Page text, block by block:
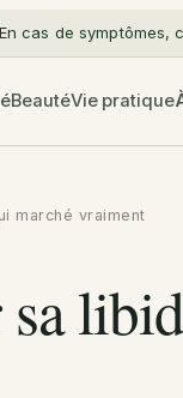
cas de symptômes,
BeautéVie pratique
marché vraiment